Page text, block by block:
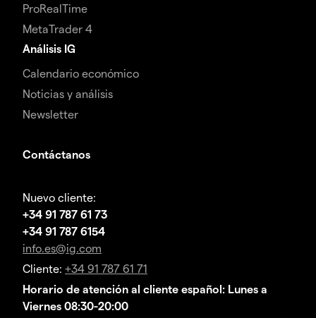
ProRealTime
MetaTrader 4
Análisis IG
Calendario económico
Noticias y análisis
Newsletter
Contáctanos
Nuevo cliente:
+34 91 787 61 73
+34 91 787 6154
info.es@ig.com
Cliente: +34 91 787 61 71
Horario de atención al cliente español: Lunes a
Viernes 08:30-20:00